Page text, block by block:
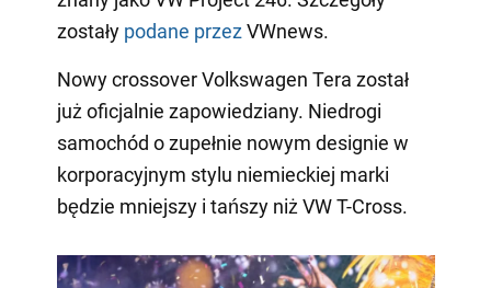
zostały podane przezVWnews.
Nowy crossover Volkswagen Tera został
już oficjalnie zapowiedziany. Niedrogi
samochód o zupełnie nowym designie w
korporacyjnym stylu niemieckiej marki
będzie mniejszy i tańszy niż VW T-Cross.